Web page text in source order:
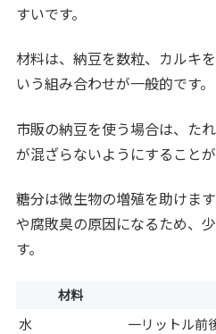
すいです。
材料は、納豆を数粒、カルキ
いう組み合わせが一般的です。
市販の納豆を使う場合は、た
が混ざらないようにすることが
糖分は微生物の増殖を助けま
や腐敗臭の原因になるため、
す。
材料
水
一リットル前